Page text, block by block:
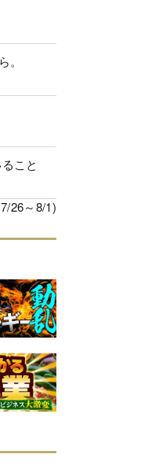
こと
26～8/1)